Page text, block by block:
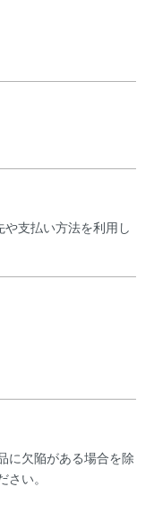
支払い方法を利用し
に欠陥がある場合を除
い。